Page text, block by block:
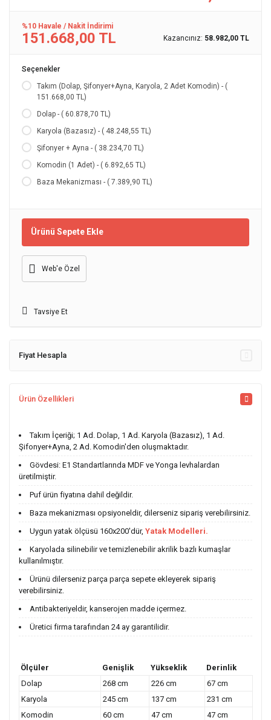
%10 Havale / Nakit İndirimi
151.668,00 TL Kazancınız: 58.982,00 TL
Seçenekler
Takım (Dolap, Şifonyer+Ayna, Karyola, 2 Adet Komodin) - (
151.668,00 TL)
Dolap - ( 60.878,70 TL)
Karyola (Bazasız) - ( 48.248,55 TL)
Şifonyer + Ayna - ( 38.234,70 TL)
Komodin (1 Adet) - ( 6.892,65 TL)
Baza Mekanizması - ( 7.389,90 TL)
Ürünü Sepete Ekle
Web'e Özel
Tavsiye Et
Fiyat Hesapla
Ürün Özellikleri
Takım İçeriği; 1 Ad. Dolap, 1 Ad. Karyola (Bazasız), 1 Ad.
Şifonyer+Ayna, 2 Ad. Komodin'den oluşmaktadır.
Gövdesi: E1 Standartlarında MDF ve Yonga levhalardan
üretilmiştir.
Puf ürün fiyatına dahil değildir.
Baza mekanizması opsiyoneldir, dilerseniz sipariş verebilirsiniz.
Uygun yatak ölçüsü 160x200'dür, Yatak Modelleri.
Karyolada silinebilir ve temizlenebilir akrilik bazlı kumaşlar
kullanılmıştır.
Ürünü dilerseniz parça parça sepete ekleyerek sipariş
verebilirsiniz.
Antibakteriyeldir, kanserojen madde içermez.
Üretici firma tarafından 24 ay garantilidir.
Ölçüler Genişlik Yükseklik
Derinlik
Dolap
268 cm 226 cm
67 cm
Karyola
245 cm 137 cm
231 cm
Komodin
60 cm 47 cm
47 cm